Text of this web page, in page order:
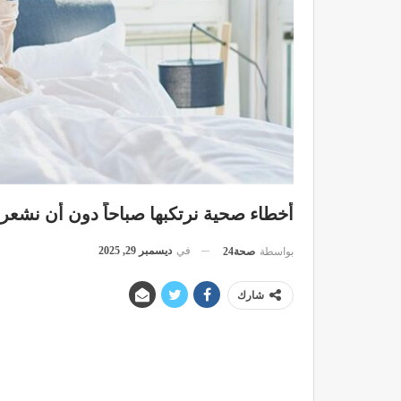
أخطاء صحية نرتكبها صباحاً دون أن نشعر
بواسطة صحة24 في ديسمبر 29, 2025
شارك